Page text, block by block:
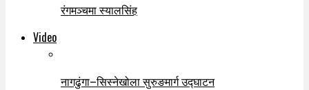
रंगमञ्चमा स्यालसिंह
Video
नागढुंगा–सिस्नेखोला सुरुङमार्ग उद्घाटन